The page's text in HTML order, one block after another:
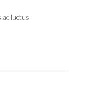
ac luctus